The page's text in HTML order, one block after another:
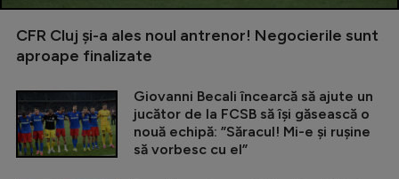
CFR Cluj și-a ales noul antrenor! Negocierile sunt
aproape finalizate
Giovanni Becali încearcă să ajute un
jucător de la FCSB să își găsească o
nouă echipă: ”Săracul! Mi-e și rușine
să vorbesc cu el”